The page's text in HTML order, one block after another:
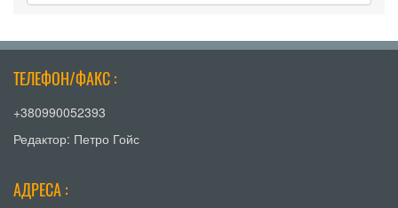
ТЕЛЕФОН/ФАКС :
+380990052393
Редактор: Петро Гойс
АДРЕСА :